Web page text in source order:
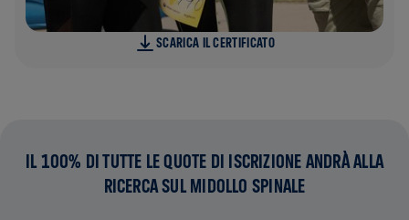
SCARICA IL CERTIFICATO
IL 100% DI TUTTE LE QUOTE DI ISCRIZIONE ANDRÀ ALLA
RICERCA SUL MIDOLLO SPINALE